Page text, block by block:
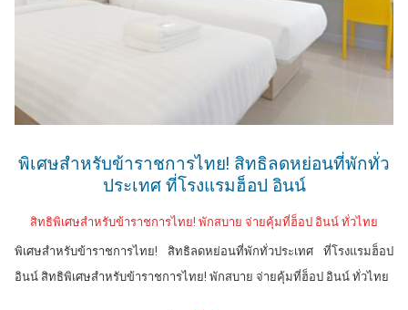
พิเศษสำหรับข้าราชการไทย! สิทธิลดหย่อนที่พักทั่ว
ประเทศ ที่โรงแรมฮ็อป อินน์
สิทธิพิเศษสำหรับข้าราชการไทย! พักสบาย จ่ายคุ้มที่ฮ็อป อินน์ ทั่วไทย
พิเศษสำหรับข้าราชการไทย! สิทธิลดหย่อนที่พักทั่วประเทศ ที่โรงแรมฮ็อป
อินน์ สิทธิพิเศษสำหรับข้าราชการไทย! พักสบาย จ่ายคุ้มที่ฮ็อป อินน์ ทั่วไทย